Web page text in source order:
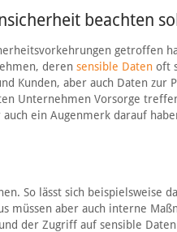
beachten
getroffen
deren sensible Datenoft
Kunden, aber auch Daten zur
Unternehmen Vorsorge
ein Augenmerk darauf
So lässt sich beispielsweise
müssen aber auch interne
der Zugriff auf sensible